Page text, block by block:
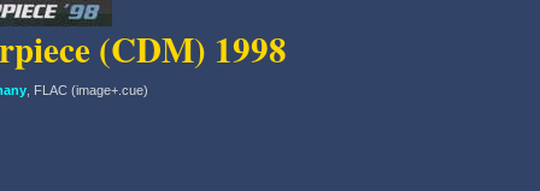
(CDM) 1998
, FLAC (image+.cue)